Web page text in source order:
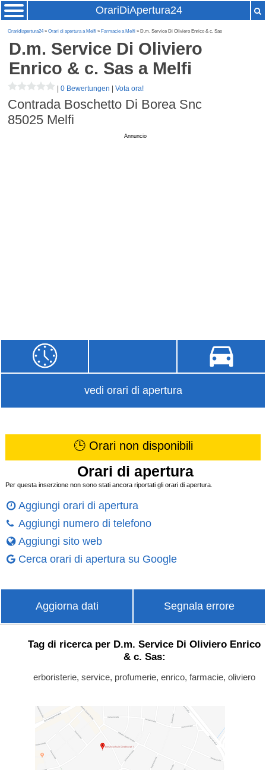
OrariDiApertura24
Oraridiapertura24»Orari di apertura a Melfi » Farmacie a Melfi » D.m. Service Di Oliviero Enrico & c. Sas
D.m. Service Di Oliviero
Enrico & c. Sas a Melfi
|0 Bewertungen |Vota ora!
Contrada Boschetto Di Borea Snc
85025 Melfi
Annuncio
vedi orari di apertura
🕒 Orari non disponibili
Orari di apertura
Per questa inserzione non sono stati ancora riportati gli orari di apertura.
Aggiungi orari di apertura
Aggiungi numero di telefono
Aggiungi sito web
Cerca orari di apertura su Google
Aggiorna dati Segnala errore
Tag di ricerca per D.m. Service Di Oliviero Enrico
& c. Sas:
erboristerie, service, profumerie, enrico, farmacie, oliviero